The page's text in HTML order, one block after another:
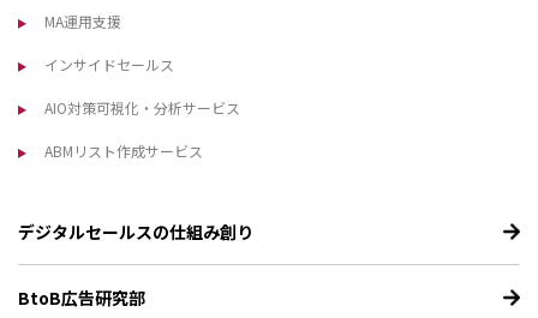
MA運用支援
インサイドセールス
AIO対策可視化・分析サービス
ABMリスト作成サービス
デジタルセールスの仕組み創り
BtoB広告研究部